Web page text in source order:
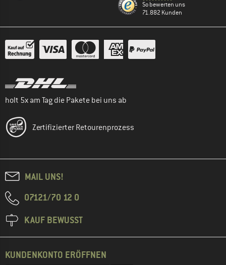
So bewerten uns
71.882 Kunden
holt 5x am Tag die Pakete bei uns ab
Zertifizierter Retourenprozess
MAIL UNS!
07121/70 12 0
KAUF BEWUSST
KUNDENKONTO ERÖFFNEN